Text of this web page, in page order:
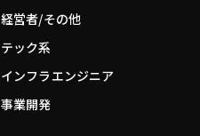
経営者/その他
テック系
インフラエンジニア
事業開発